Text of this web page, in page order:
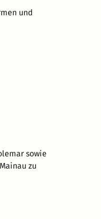
und
sowie
zu